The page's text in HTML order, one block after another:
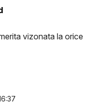
vizonata la orice